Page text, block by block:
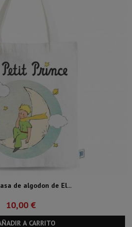
de algodon de El...
10,00 €
A CARRITO